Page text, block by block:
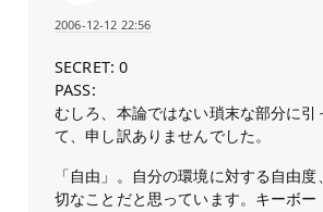
2006-12-12 22:56
SECRET: 0
PASS:
むしろ、本論ではない瑣末な部分に引
て、申し訳ありませんでした。
「自由」。自分の環境に対する自由
切なことだと思っています。キーボー